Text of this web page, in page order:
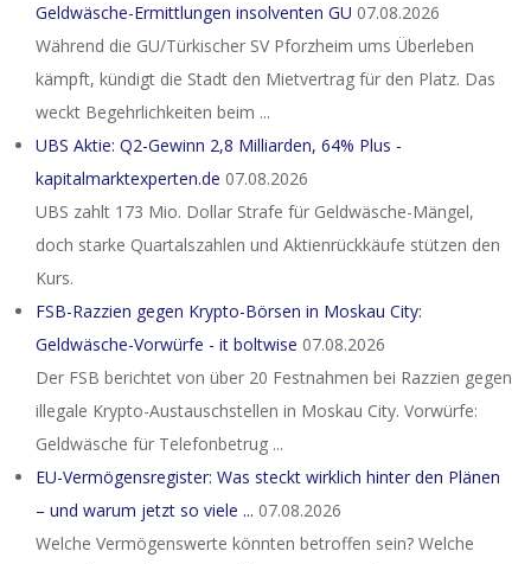
Geldwäsche-Ermittlungen insolventen GU 07.08.2026
Während die GU/Türkischer SV Pforzheim ums Überleben
kämpft, kündigt die Stadt den Mietvertrag für den Platz. Das
weckt Begehrlichkeiten beim ...
UBS Aktie: Q2-Gewinn 2,8 Milliarden, 64% Plus -
kapitalmarktexperten.de 07.08.2026
UBS zahlt 173 Mio. Dollar Strafe für Geldwäsche-Mängel,
doch starke Quartalszahlen und Aktienrückkäufe stützen den
Kurs.
FSB-Razzien gegen Krypto-Börsen in Moskau City:
Geldwäsche-Vorwürfe - it boltwise 07.08.2026
Der FSB berichtet von über 20 Festnahmen bei Razzien gegen
illegale Krypto-Austauschstellen in Moskau City. Vorwürfe:
Geldwäsche für Telefonbetrug ...
EU-Vermögensregister: Was steckt wirklich hinter den Plänen
– und warum jetzt so viele ... 07.08.2026
Welche Vermögenswerte könnten betroffen sein? Welche